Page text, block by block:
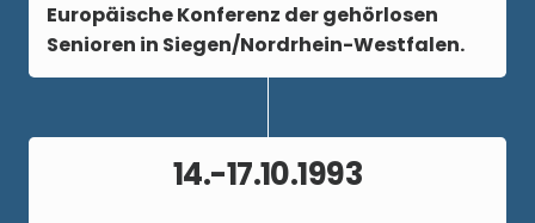
Europäische Konferenz der gehörlosen
Senioren in Siegen/Nordrhein-Westfalen.
14.-17.10.1993